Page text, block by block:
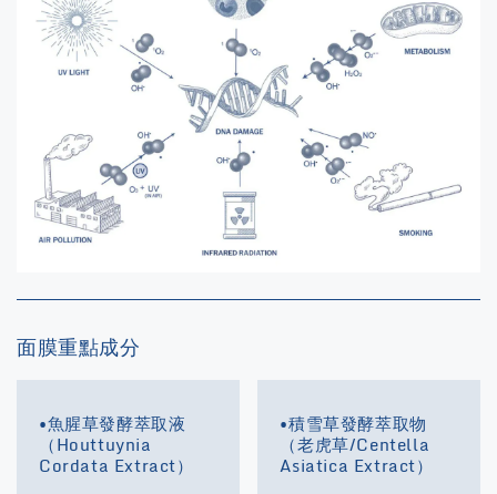
面膜重點成分
•魚腥草發酵萃取液
（Houttuynia
Cordata Extract）
•積雪草發酵萃取物
（老虎草/Centella
Asiatica Extract）